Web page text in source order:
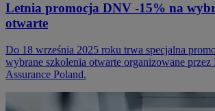
Letnia promocja DNV -15% na
otwarte
Do 18 września 2025 roku trwa specjalna
wybrane szkolenia otwarte organizowane
Assurance Poland.